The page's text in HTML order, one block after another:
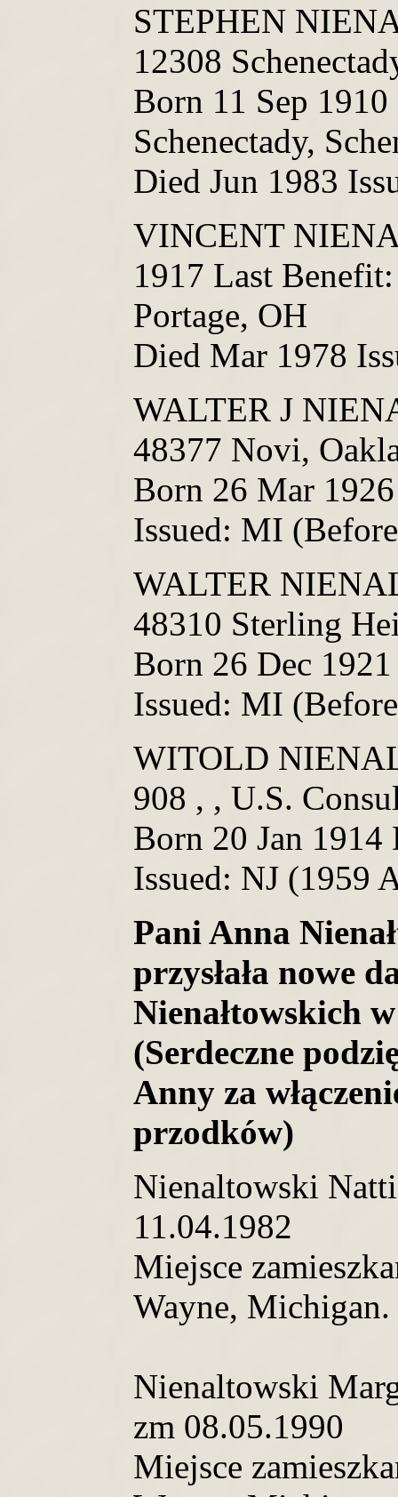
STEPHEN
12308
Born 11 Sep
Schenectady,
Died Jun 1983
VINCENT
1917 Last
Portage, OH
Died Mar 1978
WALTER J
48377 Novi,
Born 26 Mar
Issued: MI
WALTER
48310 Sterling
Born 26 Dec
Issued: MI
WITOLD
908 , , U.S.
Born 20 Jan
Issued: NJ (1959
Pani Anna
przysłała nowe
Nienałtowskich
(Serdeczne
Anny za
przodków)
Nienaltowski
11.04.1982
Miejsce
Wayne, Michigan.
Nienaltowski
zm 08.05.1990
Miejsce